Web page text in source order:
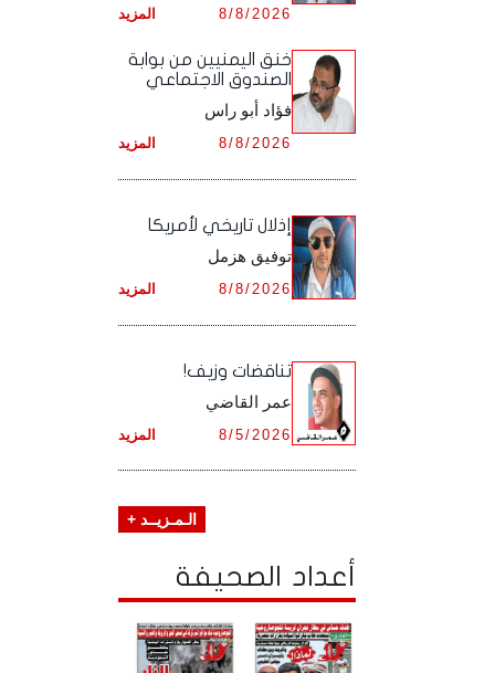
أرشيف شهر ديـسـمـبـر ,
المزيد 8/8/2026
خنق اليمنيين من بوابة
الصندوق الاجتماعي
فؤاد أبو راس
المزيد 8/8/2026
إذلال تاريخي لأمريكا
توفيق هزمل
المزيد 8/8/2026
تناقضات وزيف!
عمر القاضي
المزيد 8/5/2026
الـمـزيــد +
أعداد الصحيفة